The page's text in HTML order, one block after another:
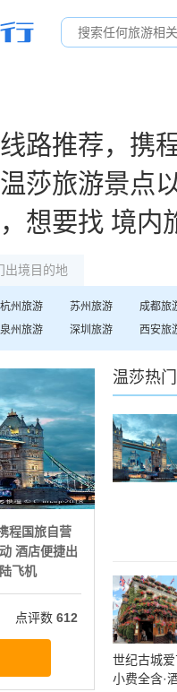
路推荐，携
温莎旅游景点
想要找 境内
出境目的地
杭州旅游 苏州旅游 成都旅
泉州旅游 深圳 旅游 西安旅
程国旅自营
酒店便捷出
飞机
点评数 612
温莎热
世纪古城
小费全含·